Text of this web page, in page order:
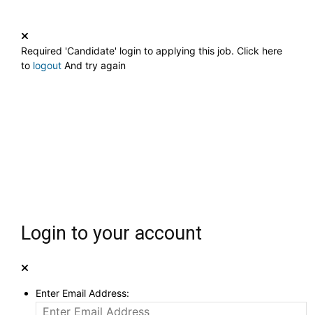
Required 'Candidate' login to applying this job. Click here
to logout And try again
Login to your account
Enter Email Address: